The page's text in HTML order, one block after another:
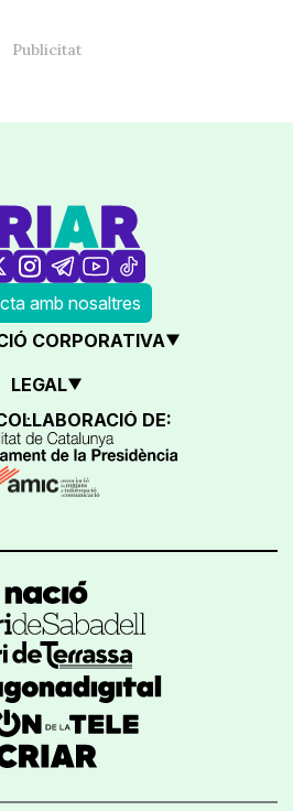
amb nosaltres
CORPORATIVA
LEGAL
DE: